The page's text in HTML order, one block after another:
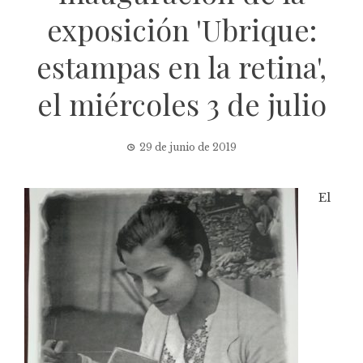
exposición 'Ubrique:
estampas en la retina',
el miércoles 3 de julio
29 de junio de 2019
El